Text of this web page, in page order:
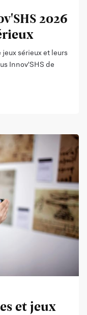
2026
sérieux et leurs
Innov'SHS de
et jeux